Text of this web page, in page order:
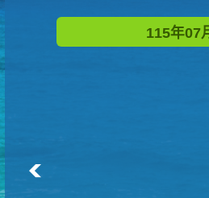
115年07